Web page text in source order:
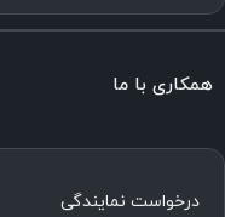
همکاری با ما
درخواست نمایندگی